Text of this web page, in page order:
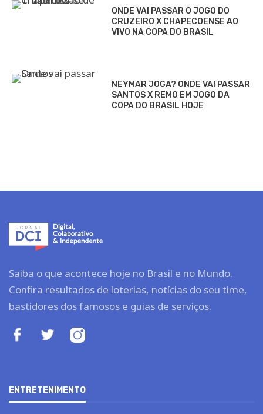
ONDE VAI PASSAR O JOGO DO
CRUZEIRO X CHAPECOENSE AO
VIVO NA COPA DO BRASIL
NEYMAR JOGA? ONDE VAI PASSAR
SANTOS X REMO EM JOGO DA
COPA DO BRASIL HOJE
Saiba o que acontece hoje no Brasil e no Mundo.
Confira resultados de loterias, notícias do seu time,
bastidores dos famosos e guias de serviços.
ENTRETENIMENTO